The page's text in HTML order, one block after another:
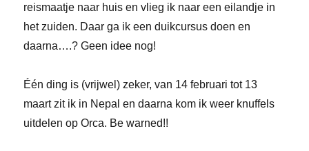
reismaatje naar huis en vlieg ik naar een eilandje in
het zuiden. Daar ga ik een duikcursus doen en
daarna….? Geen idee nog!
Één ding is (vrijwel) zeker, van 14 februari tot 13
maart zit ik in Nepal en daarna kom ik weer knuffels
uitdelen op Orca. Be warned!!